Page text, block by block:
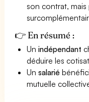
son contrat,
👉 En résumé :
Unindépendant
déduire les
Unsalarié
mutuelle